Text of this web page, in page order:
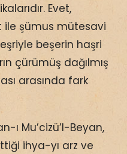
Evet,
ile şümus mütesavi
beşerin haşri
çürümüş dağılmış
arasında fark
ı Mu’cizü’l-Beyan,
ihya-yı arz ve